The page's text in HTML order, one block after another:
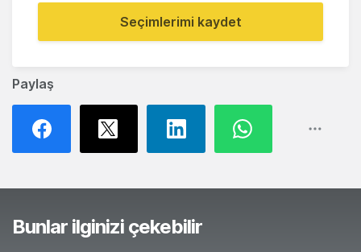
Paylaş
Seçimlerimi kaydet
Bunlar ilginizi çekebilir